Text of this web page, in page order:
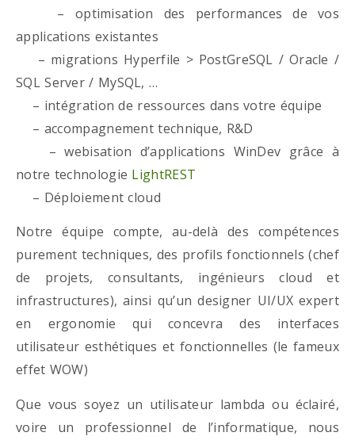
– optimisation des performances de vos
applications existantes
– migrations Hyperfile > PostGreSQL / Oracle /
SQL Server / MySQL, …
– intégration de ressources dans votre équipe
– accompagnement technique, R&D
– webisation d’applications WinDev grâce à
notre technologie LightREST
– Déploiement cloud
Notre équipe compte, au-delà des compétences
purement techniques, des profils fonctionnels (chef
de projets, consultants, ingénieurs cloud et
infrastructures), ainsi qu’un designer UI/UX expert
en ergonomie qui concevra des interfaces
utilisateur esthétiques et fonctionnelles (le fameux
effet WOW)
Que vous soyez un utilisateur lambda ou éclairé,
voire un professionnel de l’informatique, nous